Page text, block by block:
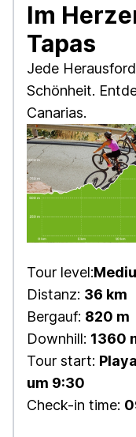
Im
Tapas
Jede
Schönheit.
Canarias.
Tour level:
Distanz: 36 km
Bergauf: 820 m
Downhill: 1360
Tour start:
um 9:30
Check-in time: